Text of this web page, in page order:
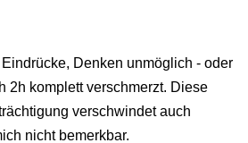
Denken unmöglich - oder
2h komplett verschmerzt. Diese
verschwindet auch
nicht bemerkbar.